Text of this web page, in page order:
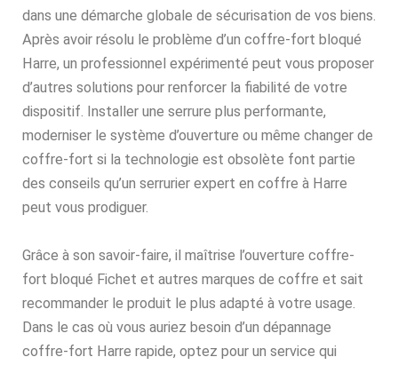
dans une démarche globale de sécurisation de vos biens.
Après avoir résolu le problème d’un coffre-fort bloqué
Harre, un professionnel expérimenté peut vous proposer
d’autres solutions pour renforcer la fiabilité de votre
dispositif. Installer une serrure plus performante,
moderniser le système d’ouverture ou même changer de
coffre-fort si la technologie est obsolète font partie
des conseils qu’un serrurier expert en coffre à Harre
peut vous prodiguer.
Grâce à son savoir-faire, il maîtrise l’ouverture coffre-
fort bloqué Fichet et autres marques de coffre et sait
recommander le produit le plus adapté à votre usage.
Dans le cas où vous auriez besoin d’un dépannage
coffre-fort Harre rapide, optez pour un service qui